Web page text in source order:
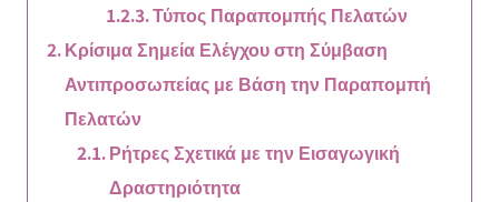
Τύπος Παραπομπής Πελατών
Κρίσιμα Σημεία Ελέγχου στη Σύμβαση
Αντιπροσωπείας με Βάση την Παραπομπή
Πελατών
Ρήτρες Σχετικά με την Εισαγωγική
Δραστηριότητα